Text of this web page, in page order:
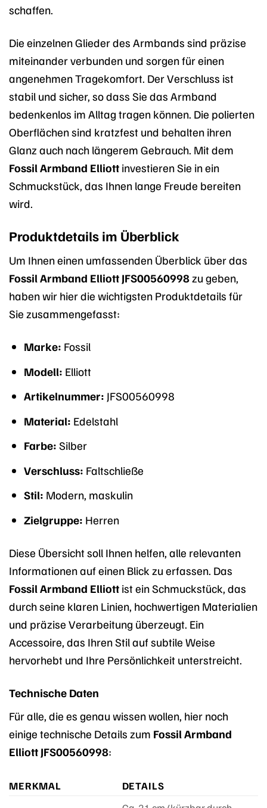
schaffen.
Die einzelnen Glieder des Armbands sind präzise
miteinander verbunden und sorgen für einen
angenehmen Tragekomfort. Der Verschluss ist
stabil und sicher, so dass Sie das Armband
bedenkenlos im Alltag tragen können. Die polierten
Oberflächen sind kratzfest und behalten ihren
Glanz auch nach längerem Gebrauch. Mit dem
Fossil Armband Elliott investieren Sie in ein
Schmuckstück, das Ihnen lange Freude bereiten
wird.
Produktdetails im Überblick
Um Ihnen einen umfassenden Überblick über das
Fossil Armband Elliott JFS00560998zu geben,
haben wir hier die wichtigsten Produktdetails für
Sie zusammengefasst:
Marke: Fossil
Modell: Elliott
Artikelnummer: JFS00560998
Material: Edelstahl
Farbe: Silber
Verschluss: Faltschließe
Stil: Modern, maskulin
Zielgruppe: Herren
Diese Übersicht soll Ihnen helfen, alle relevanten
Informationen auf einen Blick zu erfassen. Das
Fossil Armband Elliott ist ein Schmuckstück, das
durch seine klaren Linien, hochwertigen Materialien
und präzise Verarbeitung überzeugt. Ein
Accessoire, das Ihren Stil auf subtile Weise
hervorhebt und Ihre Persönlichkeit unterstreicht.
Technische Daten
Für alle, die es genau wissen wollen, hier noch
einige technische Details zum Fossil Armband
Elliott JFS00560998:
MERKMAL DETAILS